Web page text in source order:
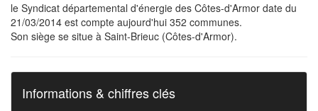
le Syndicat départemental d'énergie des Côtes-d'Armor date du
21/03/2014 est compte aujourd'hui 352 communes.
Son siège se situe à Saint-Brieuc (Côtes-d'Armor).
Informations & chiffres clés